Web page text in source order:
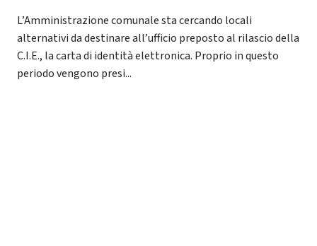
L’Amministrazione comunale sta cercando locali
alternativi da destinare all’ufficio preposto al rilascio della
C.I.E., la carta di identità elettronica. Proprio in questo
periodo vengono presi...